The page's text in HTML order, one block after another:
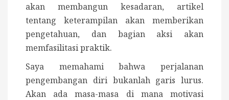
akan membangun kesadaran, artikel
tentang keterampilan akan memberikan
pengetahuan, dan bagian aksi akan
memfasilitasi praktik.
Saya memahami bahwa perjalanan
pengembangan diri bukanlah garis lurus.
Akan ada masa-masa di mana motivasi